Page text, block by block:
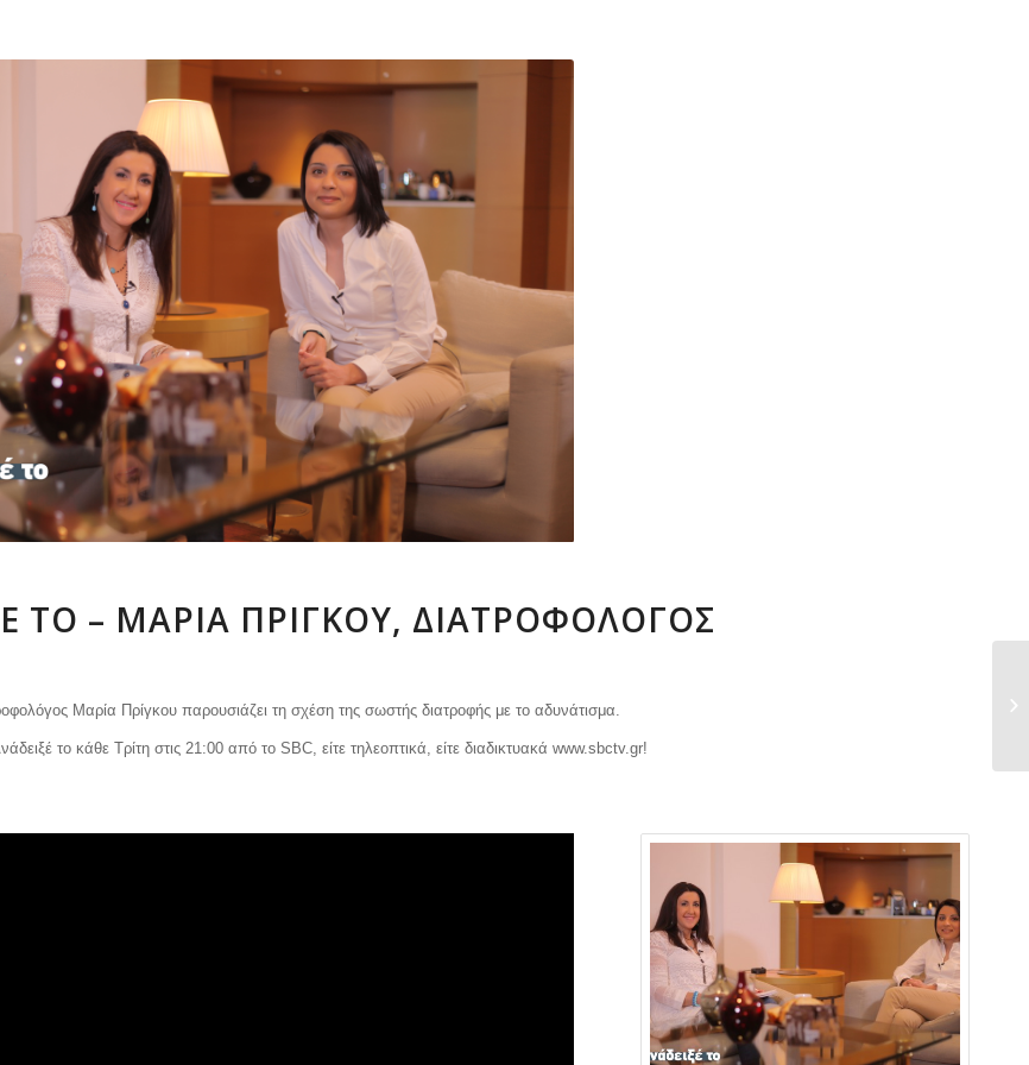
ΤΟ – ΜΑΡΊΑ ΠΡΊΓΚΟΥ, ΔΙΑΤΡΟΦΟΛΌΓΟΣ
Μαρία Πρίγκου παρουσιάζει τη σχέση της σωστής διατροφής με το αδυνάτισμα.
το κάθε Τρίτη στις 21:00 από το SBC, είτε τηλεοπτικά, είτε διαδικτυακά www.sbctv.gr!